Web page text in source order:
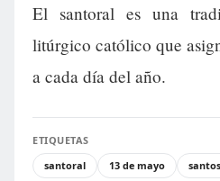
El santoral es una
litúrgico católico que
a cada día del año.
ETIQUETAS
santoral
13 de mayo santos